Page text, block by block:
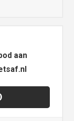
aan